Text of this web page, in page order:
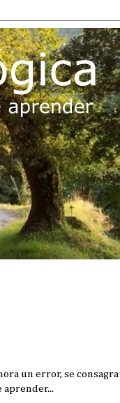
un error, se consagra